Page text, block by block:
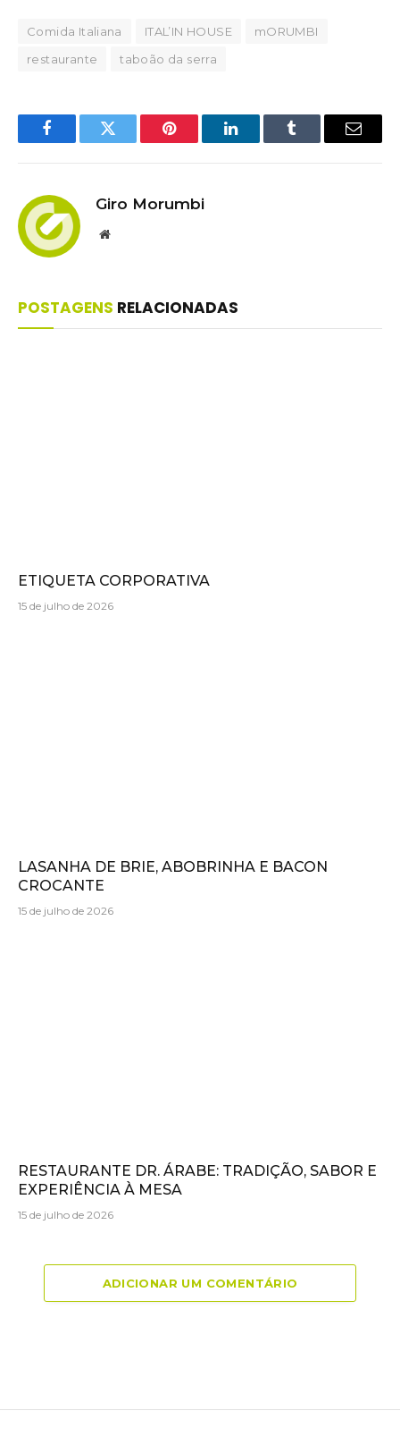
Comida Italiana ITAL’IN HOUSE
mORUMBI
restaurante
taboão da serra
FacebookTwitter Pinterest LinkedInTumblr Email
Giro Morumbi
Website
POSTAGENS RELACIONADAS
ETIQUETA CORPORATIVA
15 de julho de 2026
LASANHA DE BRIE, ABOBRINHA E BACON
CROCANTE
15 de julho de 2026
RESTAURANTE DR. ÁRABE: TRADIÇÃO, SABOR E
EXPERIÊNCIA À MESA
15 de julho de 2026
ADICIONAR UM COMENTÁRIO